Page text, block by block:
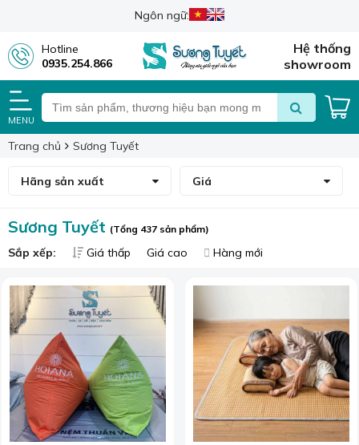
Ngôn ngữ:
Hotline
0935.254.866
Hệ thống
showroom
MENU
Trang chủ Sương Tuyết
Hãng sản xuất Giá
Sương Tuyết (Tổng 437 sản phẩm)
Sắp xếp: Giá thấp Giá cao Hàng mới